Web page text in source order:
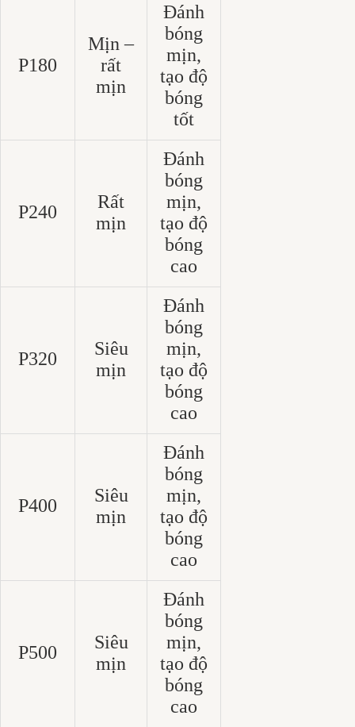
P180
Mịn –
rất
mịn
Đánh
bóng
mịn,
tạo độ
bóng
tốt
P240
Rất
mịn
Đánh
bóng
mịn,
tạo độ
bóng
cao
P320
Siêu
mịn
Đánh
bóng
mịn,
tạo độ
bóng
cao
P400
Siêu
mịn
Đánh
bóng
mịn,
tạo độ
bóng
cao
P500
Siêu
mịn
Đánh
bóng
mịn,
tạo độ
bóng
cao